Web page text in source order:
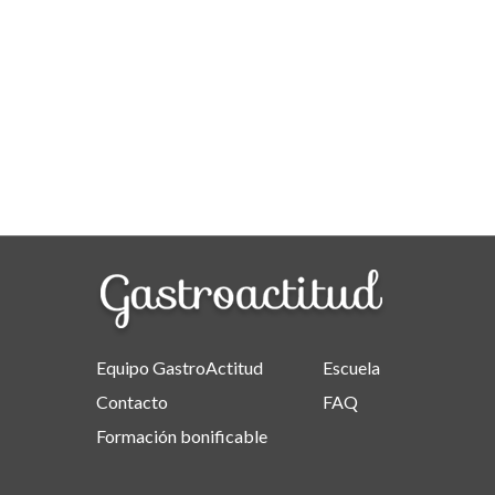
Equipo GastroActitud
Contacto
Formación bonificable
Escuela
FAQ